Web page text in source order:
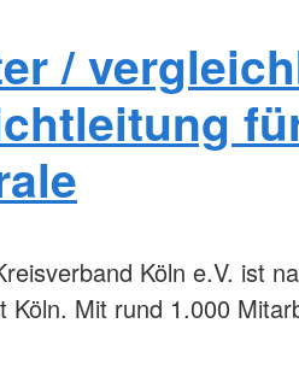
/
Köln e.V. ist
Köln. Mit rund 1.000